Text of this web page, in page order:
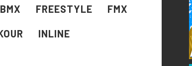
BMX FREESTYLE FMX
INLINE